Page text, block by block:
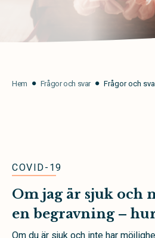
Hem Frågor och svar Frågor och
COVID-19
Om jag är sjuk och
en begravning –
Om du är sjuk och inte har